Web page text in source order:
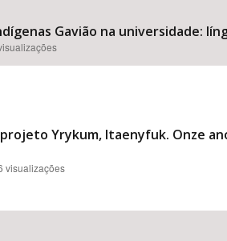
Gavião na universidade:
Yrykum, Itaenyfuk. Onze
visualizações